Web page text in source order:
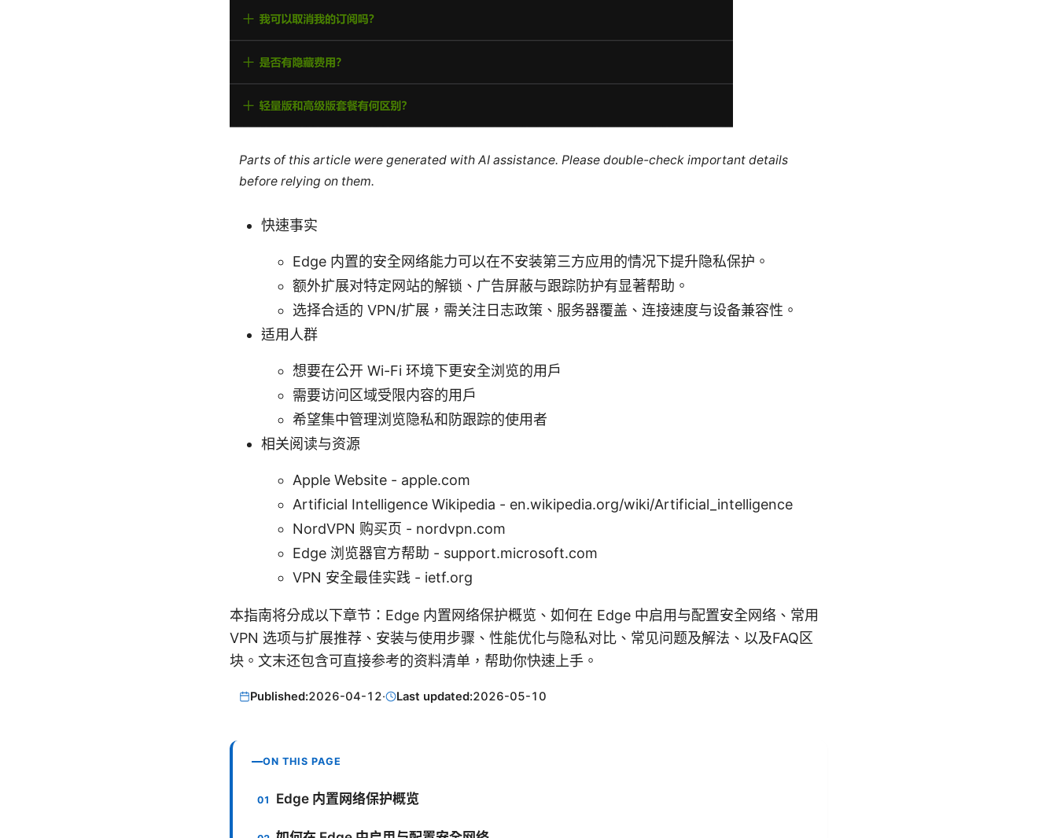
Parts of this article were generated with AI assistance. Please double-check important details
before relying on them.
快速事实
Edge 内置的安全网络能力可以在不安装第三方应用的情况下提升隐私保护。
额外扩展对特定网站的解锁、广告屏蔽与跟踪防护有显著帮助。
选择合适的 VPN/扩展，需关注日志政策、服务器覆盖、连接速度与设备兼容性。
适用人群
想要在公开 Wi-Fi 环境下更安全浏览的用户
需要访问区域受限内容的用户
希望集中管理浏览隐私和防跟踪的使用者
相关阅读与资源
Apple Website - apple.com
Artificial Intelligence Wikipedia - en.wikipedia.org/wiki/Artificial_intelligence
NordVPN 购买页 - nordvpn.com
Edge 浏览器官方帮助 - support.microsoft.com
VPN 安全最佳实践 - ietf.org
本指南将分成以下章节：Edge 内置网络保护概览、如何在 Edge 中启用与配置安全网络、常用
VPN 选项与扩展推荐、安装与使用步骤、性能优化与隐私对比、常见问题及解法、以及FAQ区
块。文末还包含可直接参考的资料清单，帮助你快速上手。
Published:2026-04-12· Last updated:2026-05-10
ON THIS PAGE
Edge 内置网络保护概览